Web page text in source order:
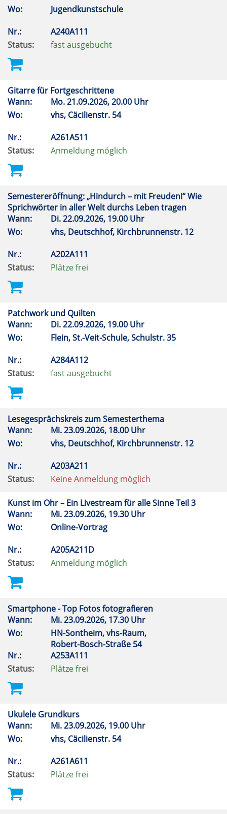
Wo:
Jugendkunstschule
Nr.:
A240A111
Status:
fast ausgebucht
Gitarre für Fortgeschrittene
Wann:
Mo.21.09.2026, 20.00 Uhr
Wo:
vhs, Cäcilienstr. 54
Nr.:
A261A511
Status:
Anmeldung möglich
Semestereröffnung: „Hindurch – mit Freuden!“ Wie
Sprichwörter in aller Welt durchs Leben tragen
Wann:
Di.22.09.2026, 19.00 Uhr
Wo:
vhs, Deutschhof, Kirchbrunnenstr. 12
Nr.:
A202A111
Status:
Plätze frei
Patchwork und Quilten
Wann:
Di.22.09.2026, 19.00 Uhr
Wo:
Flein, St.-Veit-Schule, Schulstr. 35
Nr.:
A284A112
Status:
fast ausgebucht
Lesegesprächskreis zum Semesterthema
Wann:
Mi.23.09.2026, 18.00 Uhr
Wo:
vhs, Deutschhof, Kirchbrunnenstr. 12
Nr.:
A203A211
Status:
Keine Anmeldung möglich
Kunst im Ohr – Ein Livestream für alle Sinne Teil 3
Wann:
Mi.23.09.2026, 19.30 Uhr
Wo:
Online-Vortrag
Nr.:
A205A211D
Status:
Anmeldung möglich
Smartphone - Top Fotos fotografieren
Wann:
Mi.23.09.2026, 17.30 Uhr
Wo:
HN-Sontheim, vhs-Raum,
Robert-Bosch-Straße 54
Nr.:
A253A111
Status:
Plätze frei
Ukulele Grundkurs
Wann:
Mi.23.09.2026, 19.00 Uhr
Wo:
vhs, Cäcilienstr. 54
Nr.:
A261A611
Status:
Plätze frei